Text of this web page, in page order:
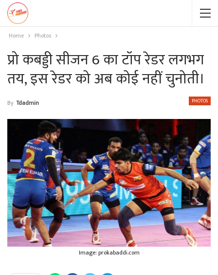
Home Photos
प्रो कबड्डी सीजन 6 का टॉप रेडर लगभग
तय, इस रेडर को अब कोई नहीं चुनोती।
PHOTOS
By Tdadmin
Image: prokabaddi.com